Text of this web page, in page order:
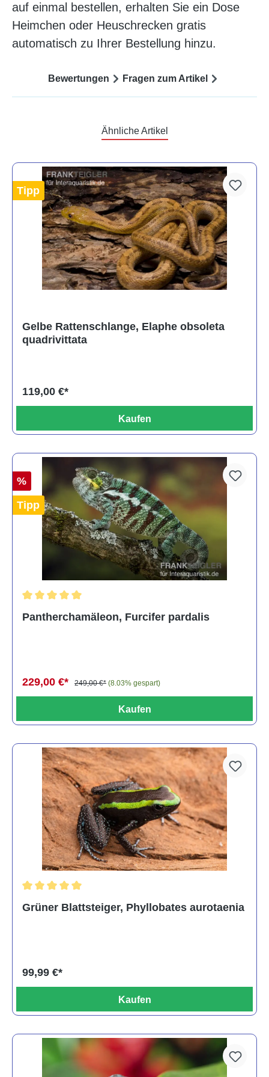
auf einmal bestellen, erhalten Sie ein Dose
Heimchen oder Heuschrecken gratis
automatisch zu Ihrer Bestellung hinzu.
Bewertungen Fragen zum Artikel
Ähnliche Artikel
Tipp
Gelbe Rattenschlange, Elaphe obsoleta
quadrivittata
119,00 €*
Kaufen
%
Tipp
Pantherchamäleon, Furcifer pardalis
229,00 €* 249,00 €* (8.03% gespart)
Kaufen
Grüner Blattsteiger, Phyllobates aurotaenia
99,99 €*
Kaufen